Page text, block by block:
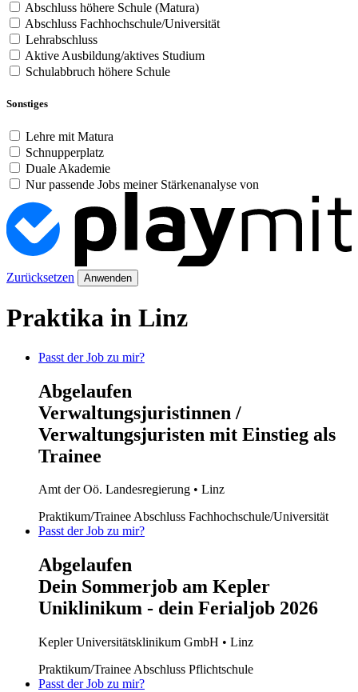
Abschluss höhere Schule (Matura)
Abschluss Fachhochschule/Universität
Lehrabschluss
Aktive Ausbildung/aktives Studium
Schulabbruch höhere Schule
Sonstiges
Lehre mit Matura
Schnupperplatz
Duale Akademie
Nur passende Jobs meiner Stärkenanalyse von
Zurücksetzen Anwenden
Praktika in Linz
Passt der Job zu mir?
Abgelaufen
Verwaltungsjuristinnen /
Verwaltungsjuristen mit Einstieg als
Trainee
Amt der Oö. Landesregierung • Linz
Praktikum/TraineeAbschluss Fachhochschule/Universität
Passt der Job zu mir?
Abgelaufen
Dein Sommerjob am Kepler
Uniklinikum - dein Ferialjob 2026
Kepler Universitätsklinikum GmbH • Linz
Praktikum/Trainee Abschluss Pflichtschule
Passt der Job zu mir?